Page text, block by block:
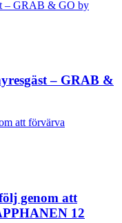
– GRAB &
genom att
12